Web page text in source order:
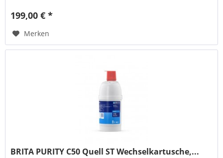
199,00 € *
Merken
BRITA PURITY C50 Quell ST Wechselkartusche,...